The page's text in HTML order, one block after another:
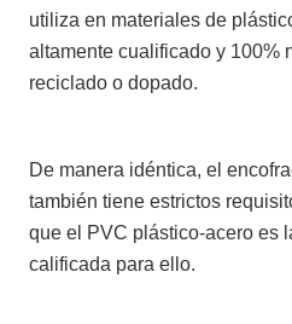
utiliza en materiales de
altamente cualificado y 100%
reciclado o dopado.
De manera idéntica, el
también tiene estrictos
que el PVC plástico-acero es
calificada para ello.